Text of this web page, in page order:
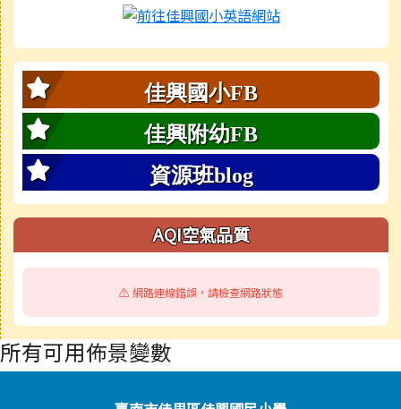
內容摘要：此為佳
佳興國小FB
佳興附幼FB
資源班blog
AQI空氣品質
⚠️ 網路連線錯誤，請檢查網路狀態
所有可用佈景變數